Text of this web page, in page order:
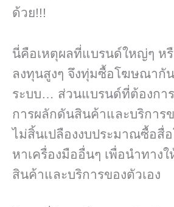
ด้วย!!!
นี่คือเหตุผลที่แบรนด์ใหญ่ๆ ห
ลงทุนสูงๆ จึงทุ่มซื้อโฆษณากัน
ระบบ… ส่วนแบรนด์ที่ต้องการ
การผลักดันสินค้าและบริการข
ไม่สิ้นเปลืองงบประมาณซื้อสื่
หาเครื่องมืออื่นๆ เพื่อนำทาง
สินค้าและบริการของตัวเอง